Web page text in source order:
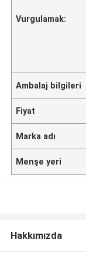
Vurgulamak:
Ambalaj bilgileri
Fiyat
Marka adı
Menşe yeri
Hakkımızda